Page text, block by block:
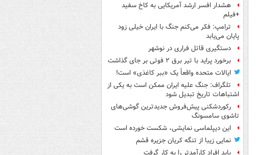
هشدار افسر ارشد آمریکایی به کاخ سفید
+فیلم
ترامپ: فکر می‌کنم جنگ با ایران خیلی زود
پایان می‌یابد
دستگیری قاتل فراری در نوشهر
برخورد پراید با تیر برق ۲ فوتی بر جای گذاشت
ایالات متحده واقعاً یک «ببر کاغذی» است!
تلگراف: جنگ علیه ایران ممکن است به یکی از
اشتباهات تاریخ تبدیل شود
رکوردشکنی پیش‌فروش جدیدترین گوشی‌های
تاشوی سامسونگ
این دیپلماسی نمایشی، شکست خورده است
نمایی زیبا از تنگه کریان جزیره قشم
باید افراد کارآمدتر را به کار گرفت